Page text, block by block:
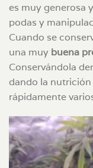
es muy generosa
podas y
Cuando se
una muy buena
Conservándola
dando la
rápidamente